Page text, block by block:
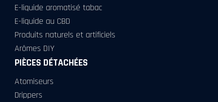
E-liquide aromatisé tabac
E-liquide au CBD
Produits naturels et artificiels
Arômes DIY
PIÈCES DÉTACHÉES
Atomiseurs
Drippers